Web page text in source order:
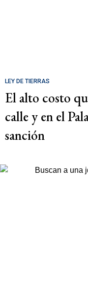
LEY DE TIERRAS
El alto costo
calle y en el
sanción